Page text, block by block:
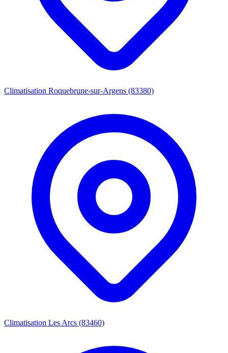
Climatisation Roquebrune-sur-Argens (83380)
Climatisation Les Arcs (83460)